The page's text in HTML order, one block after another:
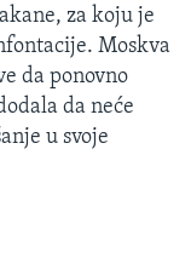
za koju je
Moskva
da ponovno
da neće
u svoje